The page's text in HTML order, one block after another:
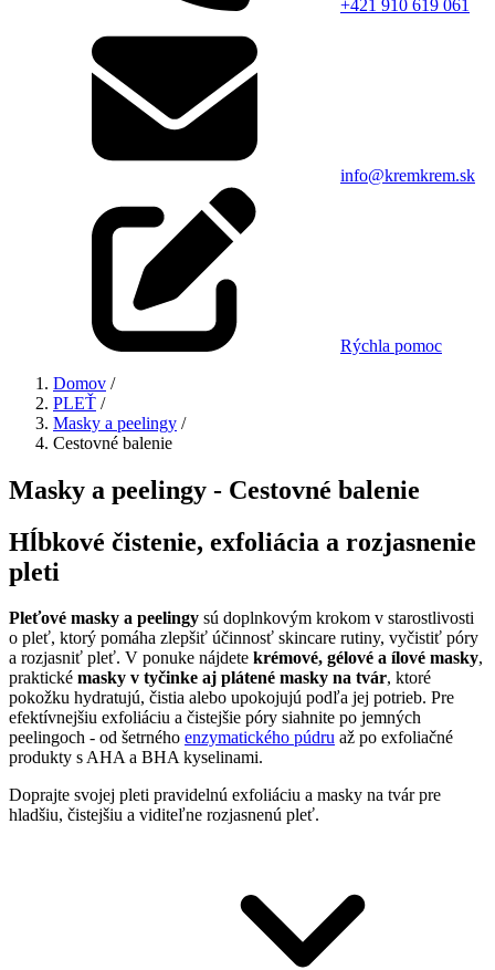
+421 910 619 061
info@kremkrem.sk
Rýchla pomoc
Domov /
PLEŤ /
Masky a peelingy /
Cestovné balenie
Masky a peelingy - Cestovné balenie
Hĺbkové čistenie, exfoliácia a rozjasnenie
pleti
Pleťové masky a peelingy sú doplnkovým krokom v starostlivosti
o pleť, ktorý pomáha zlepšiť účinnosť skincare rutiny, vyčistiť póry
a rozjasniť pleť. V ponuke nájdete krémové, gélové a ílové masky,
praktické masky v tyčinke aj plátené masky na tvár, ktoré
pokožku hydratujú, čistia alebo upokojujú podľa jej potrieb. Pre
efektívnejšiu exfoliáciu a čistejšie póry siahnite po jemných
peelingoch - od šetrného enzymatického púdru až po exfoliačné
produkty s AHA a BHA kyselinami.
Doprajte svojej pleti pravidelnú exfoliáciu a masky na tvár pre
hladšiu, čistejšiu a viditeľne rozjasnenú pleť.